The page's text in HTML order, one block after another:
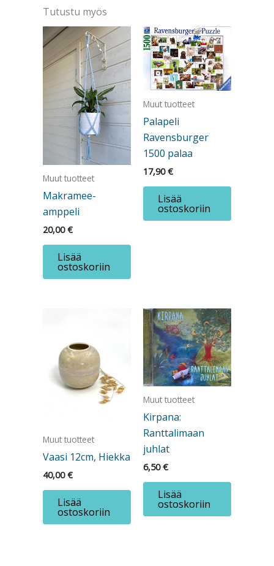
Eläimet
määrä
Tutustu myös
Muut tuotteet
Makramee-
amppeli
20,00€
Lisää
ostoskoriin
Muut tuotteet
Palapeli
Ravensburger
1500 palaa
17,90€
Lisää
ostoskoriin
Muut tuotteet
Vaasi 12cm, Hiekka
40,00€
Lisää
ostoskoriin
Muut tuotteet
Kirpana:
Ranttalimaan
juhlat
6,50€
Lisää
ostoskoriin